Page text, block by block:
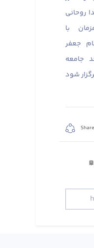
روحانی
با
جعفر
جامعه
Share